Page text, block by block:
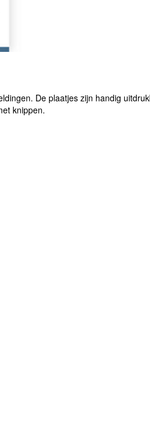
De plaatjes zijn handig
knippen.